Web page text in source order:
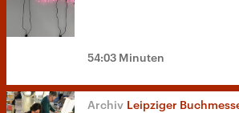
54:03 Minuten
Leipziger